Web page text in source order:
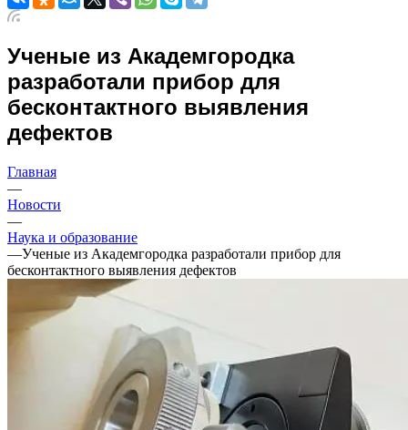
Ученые из Академгородка
разработали прибор для
бесконтактного выявления
дефектов
Главная
—
Новости
—
Наука и образование
—Ученые из Академгородка разработали прибор для
бесконтактного выявления дефектов